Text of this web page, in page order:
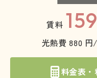
賃料
光熱費 880
料金表